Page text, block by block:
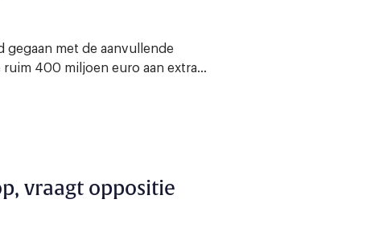
gegaan met de aanvullende
400 miljoen euro aan extra...
vraagt oppositie